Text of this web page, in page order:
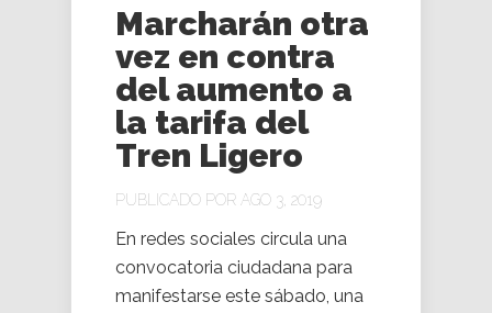
Marcharán otra
vez en contra
del aumento a
la tarifa del
Tren Ligero
PUBLICADO POR AGO 3, 2019
En redes sociales circula una
convocatoria ciudadana para
manifestarse este sábado, una